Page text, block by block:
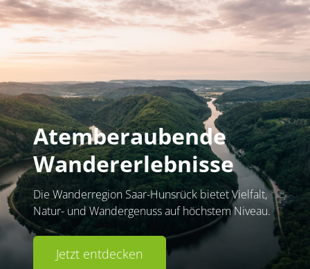
Atemberaubende
Wandererlebnisse
Die Wanderregion Saar-Hunsrück bietet Vielfalt,
Natur- und Wandergenuss auf höchstem Niveau.
Jetzt entdecken